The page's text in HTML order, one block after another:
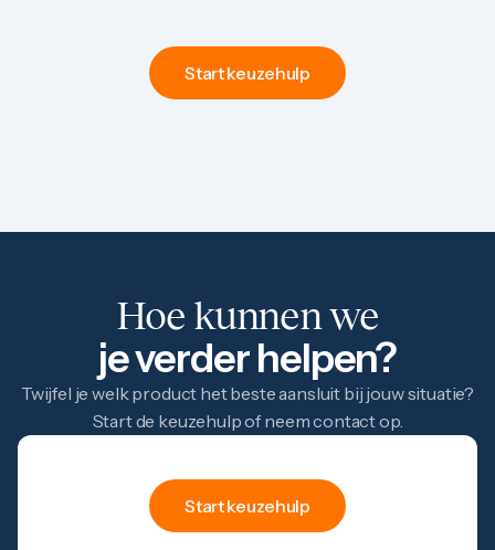
Start keuzehulp
Hoe kunnen we
je verder helpen?
Twijfel je welk product het beste aansluit bij jouw situatie?
Start de keuzehulp of neem contact op.
Start keuzehulp